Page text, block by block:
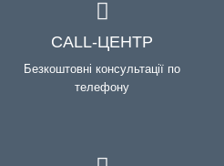
CALL-ЦЕНТР
Безкоштовні консультації по
телефону